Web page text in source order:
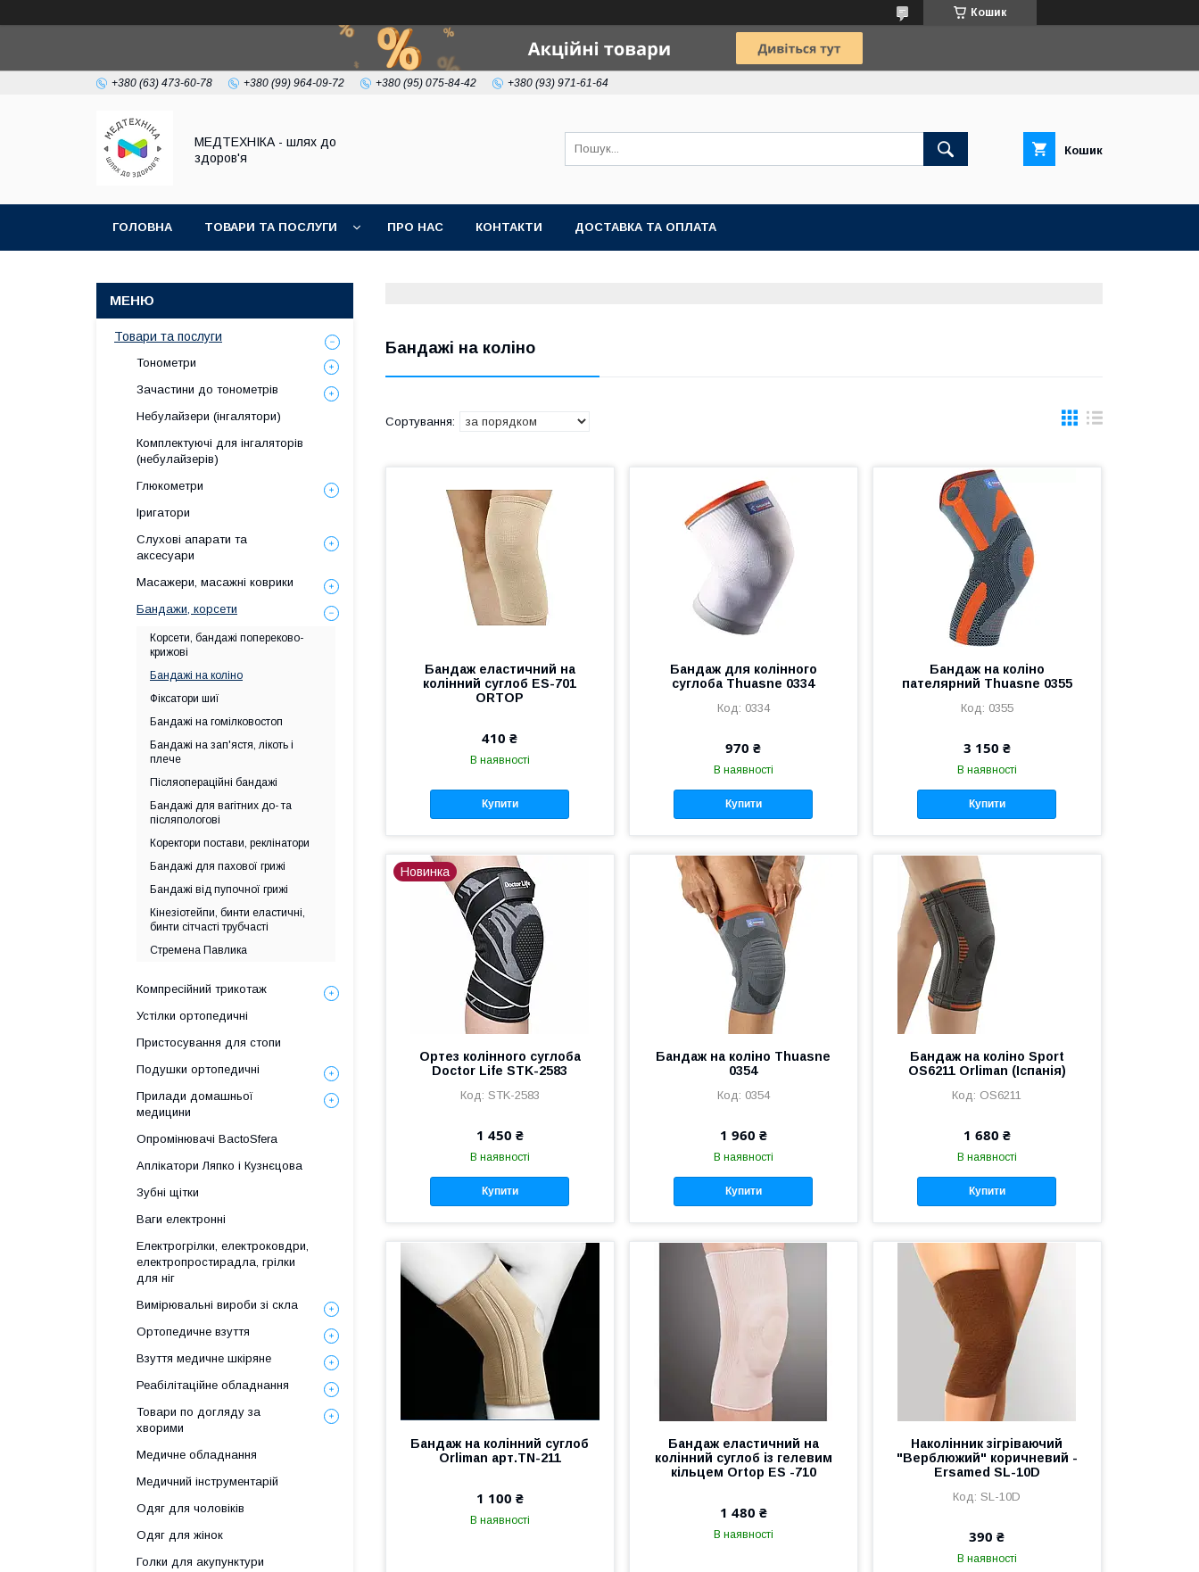
Кошик
+380 (63) 473-60-78 +380 (99) 964-09-72 +380 (95) 075-84-42 +380 (93) 971-61-64
МЕДТЕХНІКА - шлях до
здоров'я
Кошик
ГОЛОВНА ТОВАРИ ТА ПОСЛУГИ ПРО НАС КОНТАКТИ ДОСТАВКА ТА ОПЛАТА
Бандажі на коліно
Бандаж еластичний на
колінний суглоб ES-701
ORTOP
410 ₴
В наявності
Купити
Бандаж для колінного
суглоба Thuasne 0334
0334
970 ₴
В наявності
Купити
Бандаж на коліно
пателярний Thuasne 0355
0355
3 150 ₴
В наявності
Купити
Новинка
Ортез колінного суглоба
Doctor Life STK-2583
STK-2583
1 450 ₴
В наявності
Купити
Бандаж на коліно Thuasne
0354
0354
1 960 ₴
В наявності
Купити
Бандаж на коліно Sport
OS6211 Orliman (Іспанія)
OS6211
1 680 ₴
В наявності
Купити
Бандаж на колінний суглоб
Orliman арт.TN-211
1 100 ₴
В наявності
Бандаж еластичний на
колінний суглоб із гелевим
кільцем Ortop ES -710
1 480 ₴
В наявності
Наколінник зігріваючий
"Верблюжий" коричневий -
Ersamed SL-10D
SL-10D
390 ₴
В наявності
Товари та послуги
Тонометри
Зачастини до тонометрів
Небулайзери (інгалятори)
Комплектуючі для інгаляторів
(небулайзерів)
Глюкометри
Іригатори
Слухові апарати та
аксесуари
Масажери, масажні коврики
Бандажи, корсети
Корсети, бандажі попереково-
крижові
Бандажі на коліно
Фіксатори шиї
Бандажі на гомілковостоп
Бандажі на зап'ястя, лікоть і
плече
Післяопераційні бандажі
Бандажі для вагітних до- та
післяпологові
Коректори постави, реклінатори
Бандажі для пахової грижі
Бандажі від пупочної грижі
Кінезіотейпи, бинти еластичні,
бинти сітчасті трубчасті
Стремена Павлика
Компресійний трикотаж
Устілки ортопедичні
Пристосування для стопи
Подушки ортопедичні
Прилади домашньої
медицини
Опромінювачі BactoSfera
Аплікатори Ляпко і Кузнєцова
Зубні щітки
Ваги електронні
Електрогрілки, електроковдри,
електропростирадла, грілки
для ніг
Вимірювальні вироби зі скла
Ортопедичне взуття
Взуття медичне шкіряне
Реабілітаційне обладнання
Товари по догляду за
хворими
Медичне обладнання
Медичний інструментарій
Одяг для чоловіків
Одяг для жінок
Голки для акупунктури